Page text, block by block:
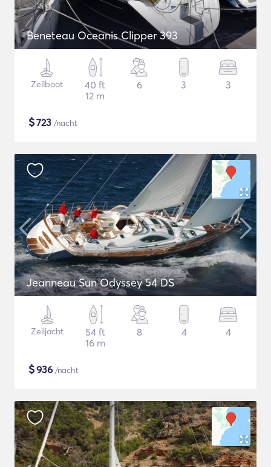
Beneteau Oceanis Clipper 393
Zeilboot
40 ft
12 m
6 3 3
$723 /nacht
Jeanneau Sun Odyssey 54 DS
Zeiljacht
54 ft
16 m
8 4 4
$936 /nacht